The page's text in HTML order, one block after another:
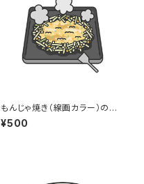
もんじゃ焼き（線画カラー）のイ
ラスト
¥500